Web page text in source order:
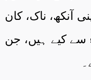
آنکھ، ناک، کان
سے کیے ہیں، جن